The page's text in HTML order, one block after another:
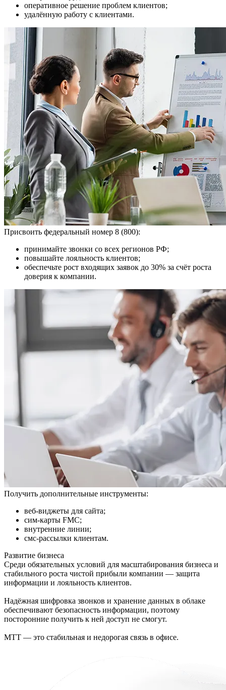
оперативное решение проблем клиентов;
удалённую работу с клиентами.
Присвоить федеральный номер 8 (800):
принимайте звонки со всех регионов РФ;
повышайте лояльность клиентов;
обеспечьте рост входящих заявок до 30% за счёт роста
доверия к компании.
Получить дополнительные инструменты:
веб-виджеты для сайта;
сим-карты FMC;
внутренние линии;
смс-рассылки клиентам.
Развитие бизнеса
Среди обязательных условий для масштабирования бизнеса и
стабильного роста чистой прибыли компании — защита
информации и лояльность клиентов.
Надёжная шифровка звонков и хранение данных в облаке
обеспечивают безопасность информации, поэтому
посторонние получить к ней доступ не смогут.
МТТ — это стабильная и недорогая связь в офисе.